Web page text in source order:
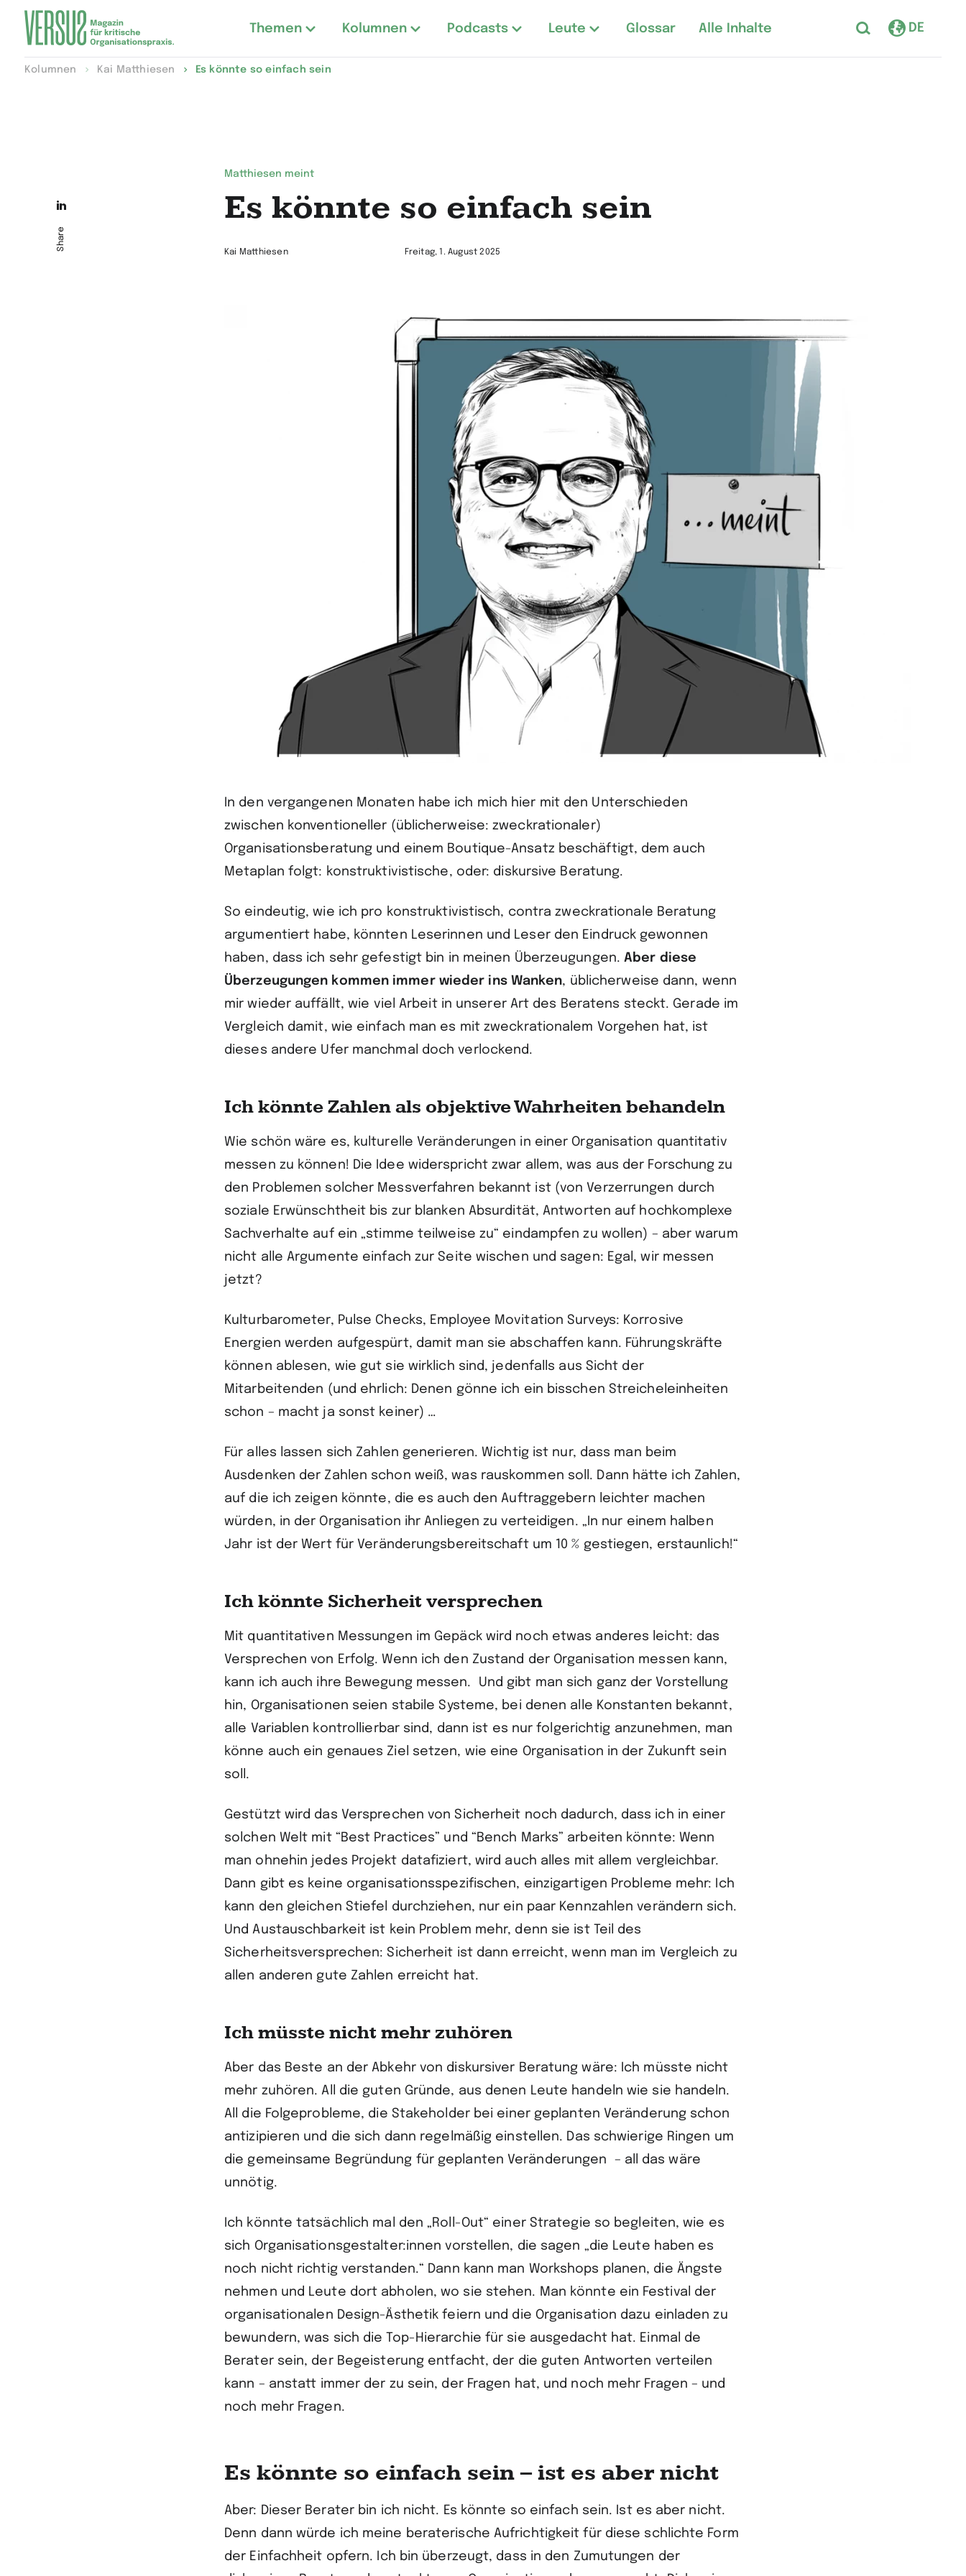
Zur
Themen Kolumnen Podcasts Leute Glossar Alle Inhalte DE
Kolumnen Kai Matthiesen Es könnte so einfach sein
Matthiesen meint
Es könnte so einfach sein
Kai Matthiesen Freitag, 1. August 2025
Share
In den vergangenen Monaten habe ich mich hier mit den Unterschieden
zwischen konventioneller (üblicherweise: zweckrationaler)
Organisationsberatung und einem Boutique-Ansatz beschäftigt, dem auch
Metaplan folgt: konstruktivistische, oder: diskursive Beratung.
So eindeutig, wie ich pro konstruktivistisch, contra zweckrationale Beratung
argumentiert habe, könnten Leserinnen und Leser den Eindruck gewonnen
haben, dass ich sehr gefestigt bin in meinen Überzeugungen. Aber diese
Überzeugungen kommen immer wieder ins Wanken, üblicherweise dann, wenn
mir wieder auffällt, wie viel Arbeit in unserer Art des Beratens steckt. Gerade im
Vergleich damit, wie einfach man es mit zweckrationalem Vorgehen hat, ist
dieses andere Ufer manchmal doch verlockend.
Ich könnte Zahlen als objektive Wahrheiten behandeln
Wie schön wäre es, kulturelle Veränderungen in einer Organisation quantitativ
messen zu können! Die Idee widerspricht zwar allem, was aus der Forschung zu
den Problemen solcher Messverfahren bekannt ist (von Verzerrungen durch
soziale Erwünschtheit bis zur blanken Absurdität, Antworten auf hochkomplexe
Sachverhalte auf ein „stimme teilweise zu“ eindampfen zu wollen) – aber warum
nicht alle Argumente einfach zur Seite wischen und sagen: Egal, wir messen
jetzt?
Kulturbarometer, Pulse Checks, Employee Movitation Surveys: Korrosive
Energien werden aufgespürt, damit man sie abschaffen kann. Führungskräfte
können ablesen, wie gut sie wirklich sind, jedenfalls aus Sicht der
Mitarbeitenden (und ehrlich: Denen gönne ich ein bisschen Streicheleinheiten
schon – macht ja sonst keiner) …
Für alles lassen sich Zahlen generieren. Wichtig ist nur, dass man beim
Ausdenken der Zahlen schon weiß, was rauskommen soll. Dann hätte ich Zahlen,
auf die ich zeigen könnte, die es auch den Auftraggebern leichter machen
würden, in der Organisation ihr Anliegen zu verteidigen. „In nur einem halben
Jahr ist der Wert für Veränderungsbereitschaft um 10 % gestiegen, erstaunlich!“
Ich könnte Sicherheit versprechen
Mit quantitativen Messungen im Gepäck wird noch etwas anderes leicht: das
Versprechen von Erfolg. Wenn ich den Zustand der Organisation messen kann,
kann ich auch ihre Bewegung messen. Und gibt man sich ganz der Vorstellung
hin, Organisationen seien stabile Systeme, bei denen alle Konstanten bekannt,
alle Variablen kontrollierbar sind, dann ist es nur folgerichtig anzunehmen, man
könne auch ein genaues Ziel setzen, wie eine Organisation in der Zukunft sein
soll.
Gestützt wird das Versprechen von Sicherheit noch dadurch, dass ich in einer
solchen Welt mit “Best Practices” und “Bench Marks” arbeiten könnte: Wenn
man ohnehin jedes Projekt datafiziert, wird auch alles mit allem vergleichbar.
Dann gibt es keine organisationsspezifischen, einzigartigen Probleme mehr: Ich
kann den gleichen Stiefel durchziehen, nur ein paar Kennzahlen verändern sich.
Und Austauschbarkeit ist kein Problem mehr, denn sie ist Teil des
Sicherheitsversprechen: Sicherheit ist dann erreicht, wenn man im Vergleich zu
allen anderen gute Zahlen erreicht hat.
Ich müsste nicht mehr zuhören
Aber das Beste an der Abkehr von diskursiver Beratung wäre: Ich müsste nicht
mehr zuhören. All die guten Gründe, aus denen Leute handeln wie sie handeln.
All die Folgeprobleme, die Stakeholder bei einer geplanten Veränderung schon
antizipieren und die sich dann regelmäßig einstellen. Das schwierige Ringen um
die gemeinsame Begründung für geplanten Veränderungen – all das wäre
unnötig.
Ich könnte tatsächlich mal den „Roll-Out“ einer Strategie so begleiten, wie es
sich Organisationsgestalter:innen vorstellen, die sagen „die Leute haben es
noch nicht richtig verstanden.“ Dann kann man Workshops planen, die Ängste
nehmen und Leute dort abholen, wo sie stehen. Man könnte ein Festival der
organisationalen Design-Ästhetik feiern und die Organisation dazu einladen zu
bewundern, was sich die Top-Hierarchie für sie ausgedacht hat. Einmal de
Berater sein, der Begeisterung entfacht, der die guten Antworten verteilen
kann – anstatt immer der zu sein, der Fragen hat, und noch mehr Fragen – und
noch mehr Fragen.
Es könnte so einfach sein – ist es aber nicht
Aber: Dieser Berater bin ich nicht. Es könnte so einfach sein. Ist es aber nicht.
Denn dann würde ich meine beraterische Aufrichtigkeit für diese schlichte Form
der Einfachheit opfern. Ich bin überzeugt, dass in den Zumutungen der